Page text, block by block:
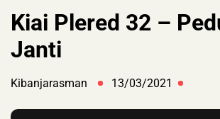
Kiai Plered 32 –
Janti
Kibanjarasman 13/03/2021